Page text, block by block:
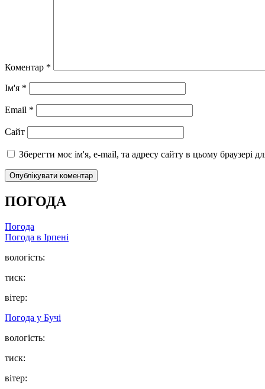
Коментар *
Ім'я *
Email *
Сайт
Зберегти моє ім'я, e-mail, та адресу сайту в цьому браузері
ПОГОДА
Погода
Погода в Ірпені
вологість:
тиск:
вітер:
Погода у Бучі
вологість:
тиск:
вітер: